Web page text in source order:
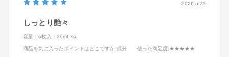
2026.6.25
しっとり艶々
容量：6枚入：20mL×6
商品を気に入ったポイントはどこですか:成分 使った満足度:★★★★★